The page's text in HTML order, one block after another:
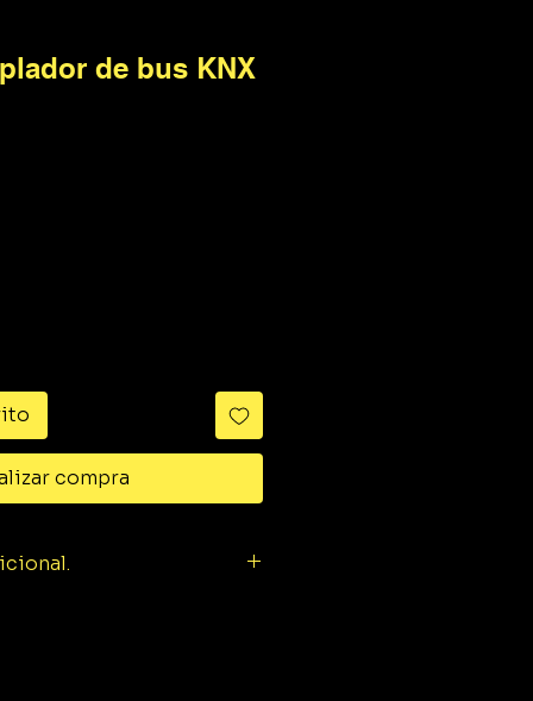
de bus KNX
compra